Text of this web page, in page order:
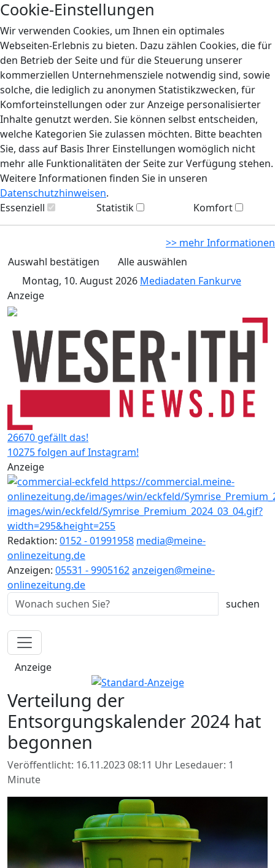
Cookie-Einstellungen
Wir verwenden Cookies, um Ihnen ein optimales
Webseiten-Erlebnis zu bieten. Dazu zählen Cookies, die für
den Betrieb der Seite und für die Steuerung unserer
kommerziellen Unternehmensziele notwendig sind, sowie
solche, die lediglich zu anonymen Statistikzwecken, für
Komforteinstellungen oder zur Anzeige personalisierter
Inhalte genutzt werden. Sie können selbst entscheiden,
welche Kategorien Sie zulassen möchten. Bitte beachten
Sie, dass auf Basis Ihrer Einstellungen womöglich nicht
mehr alle Funktionalitäten der Seite zur Verfügung stehen.
Weitere Informationen finden Sie in unseren
Datenschutzhinweisen.
Essenziell
Statistik Komfort
>> mehr Informationen
Auswahl bestätigen
Alle auswählen
Montag, 10. August 2026 Mediadaten Fankurve
Anzeige
26670 gefällt das!
10275 folgen auf Instagram!
Anzeige
Redaktion: 0152 - 01991958 media@meine-
onlinezeitung.de
Anzeigen: 05531 - 9905162anzeigen@meine-
onlinezeitung.de
Anzeige
Verteilung der
Entsorgungskalender 2024 hat
begonnen
Veröffentlicht: 16.11.2023 08:11 Uhr Lesedauer: 1
Minute